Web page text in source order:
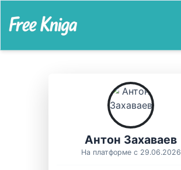
Антон Захаваев
На платформе с 29.06.2026